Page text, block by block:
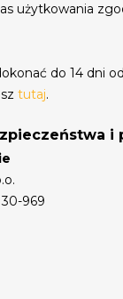
użytkowania
do 14 dni
tutaj.
i
969